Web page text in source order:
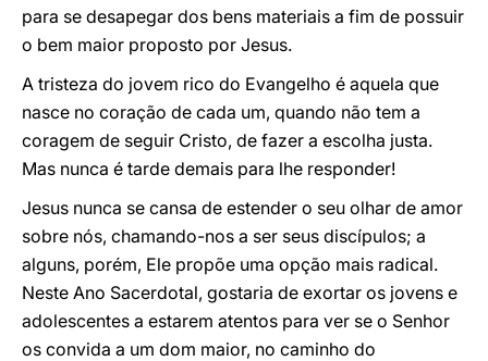
para se desapegar dos bens materiais a fim de possuir
o bem maior proposto por Jesus.
A tristeza do jovem rico do Evangelho é aquela que
nasce no coração de cada um, quando não tem a
coragem de seguir Cristo, de fazer a escolha justa.
Mas nunca é tarde demais para lhe responder!
Jesus nunca se cansa de estender o seu olhar de amor
sobre nós, chamando-nos a ser seus discípulos; a
alguns, porém, Ele propõe uma opção mais radical.
Neste Ano Sacerdotal, gostaria de exortar os jovens e
adolescentes a estarem atentos para ver se o Senhor
os convida a um dom maior, no caminho do